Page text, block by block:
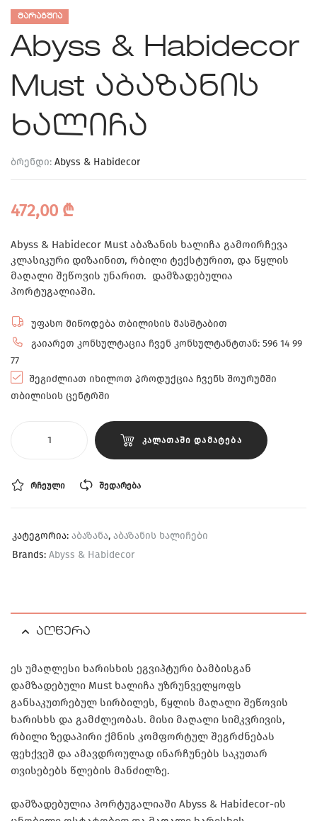
ᲛᲐᲠᲐᲒᲨᲘᲐ
Abyss & Habidecor
Must აბაზანის
ხალიჩა
ბრენდი: Abyss & Habidecor
472,00 ₾
Abyss & Habidecor Must აბაზანის ხალიჩა გამოირჩევა
კლასიკური დიზაინით, რბილი ტექსტურით, და წყლის
მაღალი შეწოვის უნარით. დამზადებულია
პორტუგალიაში.
უფასო მიწოდება თბილისის მასშტაბით
გაიარეთ კონსულტაცია ჩვენ კონსულტანტთან: 596 14 99
77
შეგიძლიათ იხილოთ პროდუქცია ჩვენს შოურუმში
თბილისის ცენტრში
ᲙᲐᲚᲐᲗᲐᲨᲘ ᲓᲐᲛᲐᲢᲔᲑᲐ
ᲠᲩᲔᲣᲚᲘ ᲨᲔᲓᲐᲠᲔᲑᲐ
კატეგორია: აბაზანა, აბაზანის ხალიჩები
Brands: Abyss & Habidecor
აღწერა
ეს უმაღლესი ხარისხის ეგვიპტური ბამბისგან
დამზადებული Must ხალიჩა უზრუნველყოფს
განსაკუთრებულ სირბილეს, წყლის მაღალი შეწოვის
ხარისხს და გამძლეობას. მისი მაღალი სიმკვრივის,
რბილი ზედაპირი ქმნის კომფორტულ შეგრძნებას
ფეხქვეშ და ამავდროულად ინარჩუნებს საკუთარ
თვისებებს წლების მანძილზე.
დამზადებულია პორტუგალიაში Abyss & Habidecor-ის